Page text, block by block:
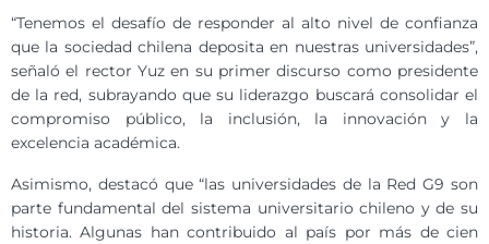
“Tenemos el desafío de responder al alto nivel de confianza
que la sociedad chilena deposita en nuestras universidades”,
señaló el rector Yuz en su primer discurso como presidente
de la red, subrayando que su liderazgo buscará consolidar el
compromiso público, la inclusión, la innovación y la
excelencia académica.
Asimismo, destacó que “las universidades de la Red G9 son
parte fundamental del sistema universitario chileno y de su
historia. Algunas han contribuido al país por más de cien